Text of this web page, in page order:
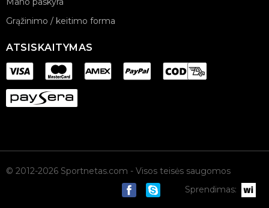
Grąžinimo / keitimo forma
ATSISKAITYMAS
© 2012-2026 Sportnetas.com - Visos teisės saugomos
Sprendimas: